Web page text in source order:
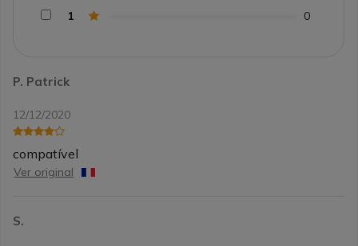
P. Patrick
12/12/2020
compatível
Ver original
S.
1
0